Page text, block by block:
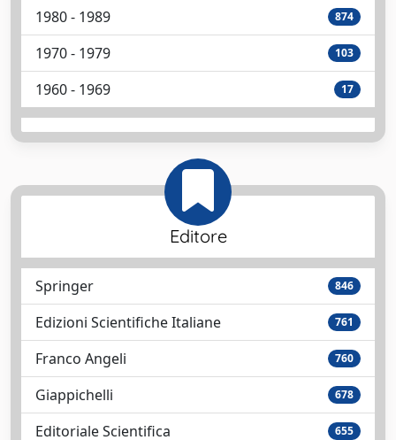
1980 - 1989 874
1970 - 1979 103
1960 - 1969 17
Editore
Springer 846
Edizioni Scientifiche Italiane 761
Franco Angeli 760
Giappichelli 678
Editoriale Scientifica 655